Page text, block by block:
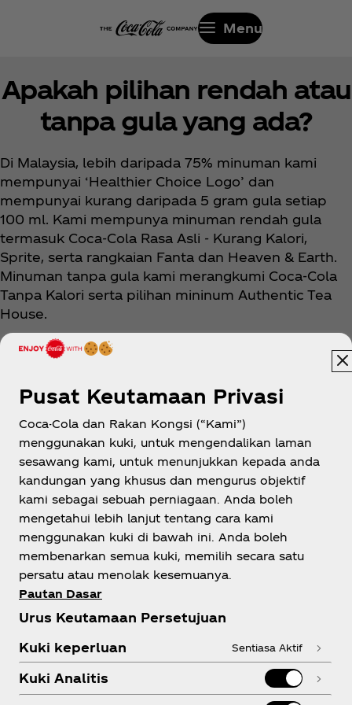
Menu
Apakah pilihan rendah atau
tanpa gula yang ada?
Di Malaysia, lebih daripada 75% minuman kami
mempunyai ‘Healthier Choice Logo’ dan
mempunyai kurang daripada 5 gram gula setiap
100 ml. Kami mempunya minuman rendah gula
termasuk Coca‑Cola Rasa Asli - Kurang Kalori,
Sprite, serta rangkaian Fanta dan Heaven & Earth.
Minuman tanpa gula kami merangkumi Coca‑Cola
Tanpa Kalori serta pilihan mininum Authentic Tea
House.
Malaysia
Tentang Kami
Pusat Keutamaan Privasi
Coca-Cola dan Rakan Kongsi (“Kami”)
menggunakan kuki, untuk mengendalikan laman
sesawang kami, untuk menunjukkan kepada anda
kandungan yang khusus dan mengurus objektif
kami sebagai sebuah perniagaan. Anda boleh
mengetahui lebih lanjut tentang cara kami
menggunakan kuki di bawah ini. Anda boleh
membenarkan semua kuki, memilih secara satu
persatu atau menolak kesemuanya.
Pautan Dasar
Urus Keutamaan Persetujuan
Kuki keperluan
Sentiasa Aktif
Kuki Analitis